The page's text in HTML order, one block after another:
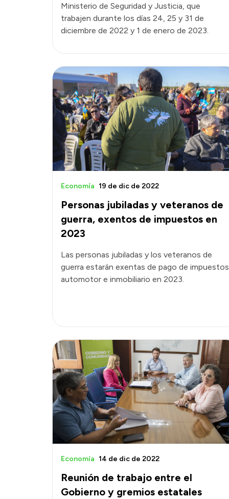
Ministerio de Seguridad y Justicia, que
trabajen durante los días 24, 25 y 31 de
diciembre de 2022 y 1 de enero de 2023.
Personas jubiladas y veteranos de
guerra, exentos de impuestos en
2023
Economía 19 de dic de 2022
Las personas jubiladas y los veteranos de
guerra estarán exentas de pago de impuestos
automotor e inmobiliario en 2023.
Reunión de trabajo entre el
Gobierno y gremios estatales
Economía 14 de dic de 2022